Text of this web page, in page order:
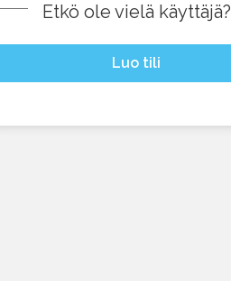
Etkö ole vielä käyttäjä?
Luo tili